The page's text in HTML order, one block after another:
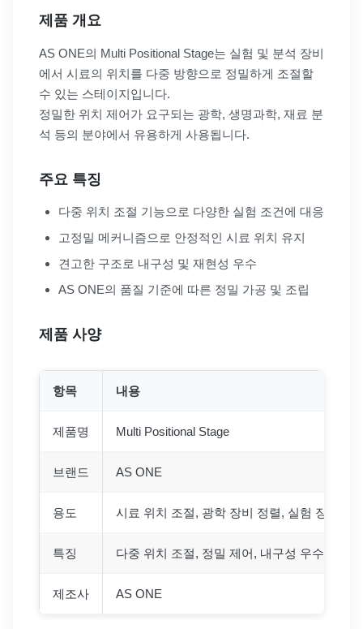
제품 개요
AS ONE의 Multi Positional Stage는 실험 및 분석 장비
에서 시료의 위치를 다중 방향으로 정밀하게 조절할
수 있는 스테이지입니다.
정밀한 위치 제어가 요구되는 광학, 생명과학, 재료 분
석 등의 분야에서 유용하게 사용됩니다.
주요 특징
다중 위치 조절 기능으로 다양한 실험 조건에 대응
고정밀 메커니즘으로 안정적인 시료 위치 유지
견고한 구조로 내구성 및 재현성 우수
AS ONE의 품질 기준에 따른 정밀 가공 및 조립
제품 사양
항목 내용
제품명 Multi Positional Stage
브랜드 AS ONE
용도 시료 위치 조절, 광학 장비 정렬, 실험 장비 세
특징 다중 위치 조절, 정밀 제어, 내구성 우수
제조사 AS ONE